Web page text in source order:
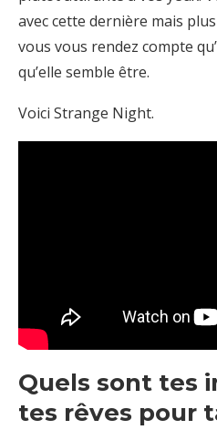
avec cette dernière mais
vous vous rendez compte
qu’elle semble être.
Voici Strange Night.
Quels sont tes
tes rêves pour